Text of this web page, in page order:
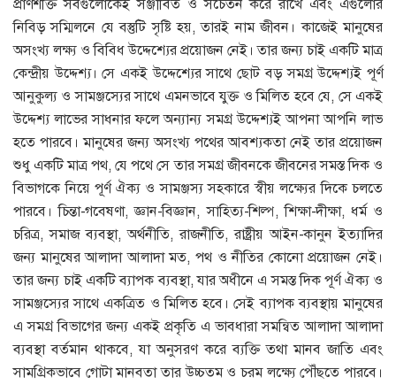
প্রাণশক্তি সবগুলোকেই সঞ্জীবিত ও সচেতন করে রাখে এবং এগুলোর
নিবিড় সম্মিলনে যে বস্তুটি সৃষ্টি হয়, তারই নাম জীবন। কাজেই মানুষের
অসংখ্য লক্ষ্য ও বিবিধ উদ্দেশ্যের প্রয়োজন নেই। তার জন্য চাই একটি মাত্র
কেন্দ্রীয় উদ্দেশ্য। সে একই উদ্দেশ্যের সাথে ছোট বড় সমগ্র উদ্দেশ্যই পূর্ণ
আনুকুল্য ও সামঞ্জস্যের সাথে এমনভাবে যুক্ত ও মিলিত হবে যে, সে একই
উদ্দেশ্য লাভের সাধনার ফলে অন্যান্য সমগ্র উদ্দেশ্যই আপনা আপনি লাভ
হতে পারবে। মানুষের জন্য অসংখ্য পথের আবশ্যকতা নেই তার প্রয়োজন
শুধু একটি মাত্র পথ, যে পথে সে তার সমগ্র জীবনকে জীবনের সমস্ত দিক ও
বিভাগকে নিয়ে পূর্ণ ঐক্য ও সামঞ্জস্য সহকারে স্বীয় লক্ষ্যের দিকে চলতে
পারবে। চিন্তা-গবেষণা, জ্ঞান-বিজ্ঞান, সাহিত্য-শিল্প, শিক্ষা-দীক্ষা, ধর্ম ও
চরিত্র, সমাজ ব্যবস্থা, অর্থনীতি, রাজনীতি, রাষ্ট্রীয় আইন-কানুন ইত্যাদির
জন্য মানুষের আলাদা আলাদা মত, পথ ও নীতির কোনো প্রয়োজন নেই।
তার জন্য চাই একটি ব্যাপক ব্যবস্থা, যার অধীনে এ সমস্ত দিক পূর্ণ ঐক্য ও
সামঞ্জস্যের সাথে একত্রিত ও মিলিত হবে। সেই ব্যাপক ব্যবস্থায় মানুষের
এ সমগ্র বিভাগের জন্য একই প্রকৃতি এ ভাবধারা সমন্বিত আলাদা আলাদা
ব্যবস্থা বর্তমান থাকবে, যা অনুসরণ করে ব্যক্তি তথা মানব জাতি এবং
সামগ্রিকভাবে গোটা মানবতা তার উচ্চতম ও চরম লক্ষ্যে পৌঁছতে পারবে।